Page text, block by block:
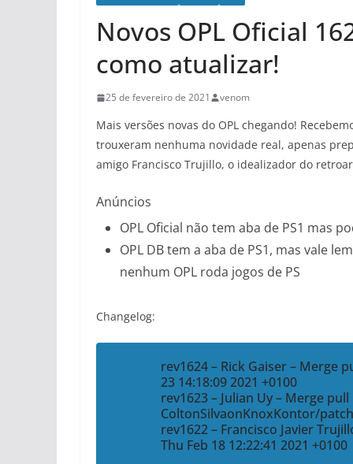
Novos OPL Oficial
como atualizar!
25 de fevereiro de 2021 venom
Mais versões novas do OPL chegando!
trouxeram nenhuma novidade real, apenas
amigo Francisco Trujillo, o idealizador do
Anúncios
OPL Oficial não tem aba de PS1 mas
OPL DB tem a aba de PS1, mas vale
nenhum OPL roda jogos de PS
Changelog:
rev1624 – Rick Gaiser – Merge
23 14:18:09 2021 +0100
rev1623 – Julian Uy – Merge
ColtonSilvaonKnoxKontor/
rev1622 – Francisco Javier
Thu Feb 18 12:22:41 2021 +0100